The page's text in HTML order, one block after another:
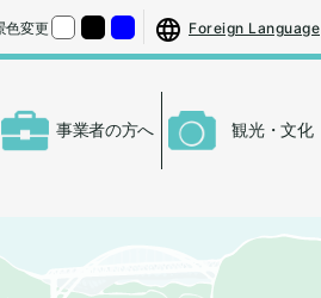
る
をもとの大きさに戻す
する
色変更 背景色の変更：白
背景色の変更：黒
背景色の変更：青Foreign Language
事業者の方へ 観光・文化